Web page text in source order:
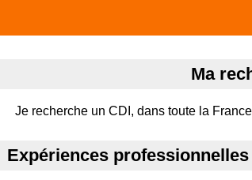
Ma
Je recherche un CDI, dans toute la
Expériences professionnelles